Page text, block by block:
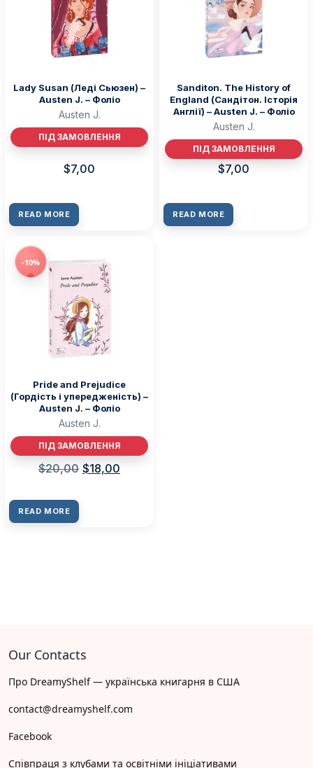
Lady Susan (Леді Сьюзен) –
Austen J. – Фоліо
Austen J.
ПІД ЗАМОВЛЕННЯ
$7,00
READ MORE
Sanditon. The History of
England (Сандітон. Історія
Англії) – Austen J. – Фоліо
Austen J.
ПІД ЗАМОВЛЕННЯ
$7,00
READ MORE
-10%
Pride and Prejudice
(Гордість і упередженість) –
Austen J. – Фоліо
Austen J.
ПІД ЗАМОВЛЕННЯ
$20,00 $18,00
READ MORE
Our Contacts
Про DreamyShelf — українська книгарня в США
contact@dreamyshelf.com
Facebook
Співпраця з клубами та освітніми ініціативами